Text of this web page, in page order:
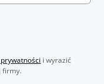
i wyrazić
firmy.